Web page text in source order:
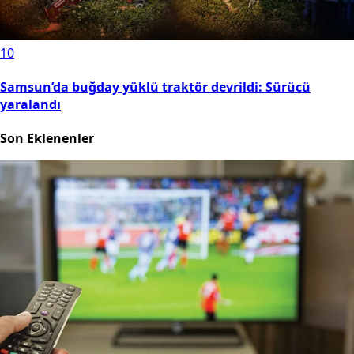
bin lira artacak. Çünkü otomatik olarak
20.000 TL alan kişilerin aylıkları otomatik
almıyorlar. Enflasyon farkı kendilerinin kök
aylıklarına yansıtılıyor. Kök aylığına da
yüzde 18.1 yansıtıldıktan sonra aylığı
liraya kadar olanlar yine 20.000 TL alırlar.
Temmuz'da büyük ihtimalle yasal
düzenleme olur ve derler ki evet %18.1'i
üzerine ilave ediyoruz. 23.620 lira olur ya
da 24.000 liraya ya da 25.000 liraya
tamamlıyoruz da diyebilirler ama Temmuz
ayına bu yetişmez. Ağustos ayına kalır. Yani
yaklaşık 4.700.000 kişi 20.000 TL alan kişiler